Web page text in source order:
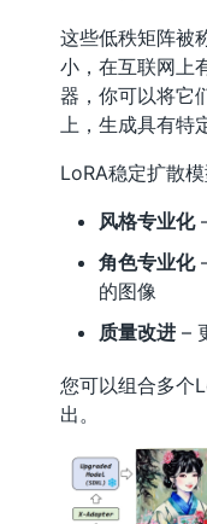
这些低秩矩阵被
小，在互联网上
器，你可以将它
上，生成具有特
LoRA稳定扩散
风格专业化
角色专业化
的图像
质量改进 –
您可以组合多个
出。